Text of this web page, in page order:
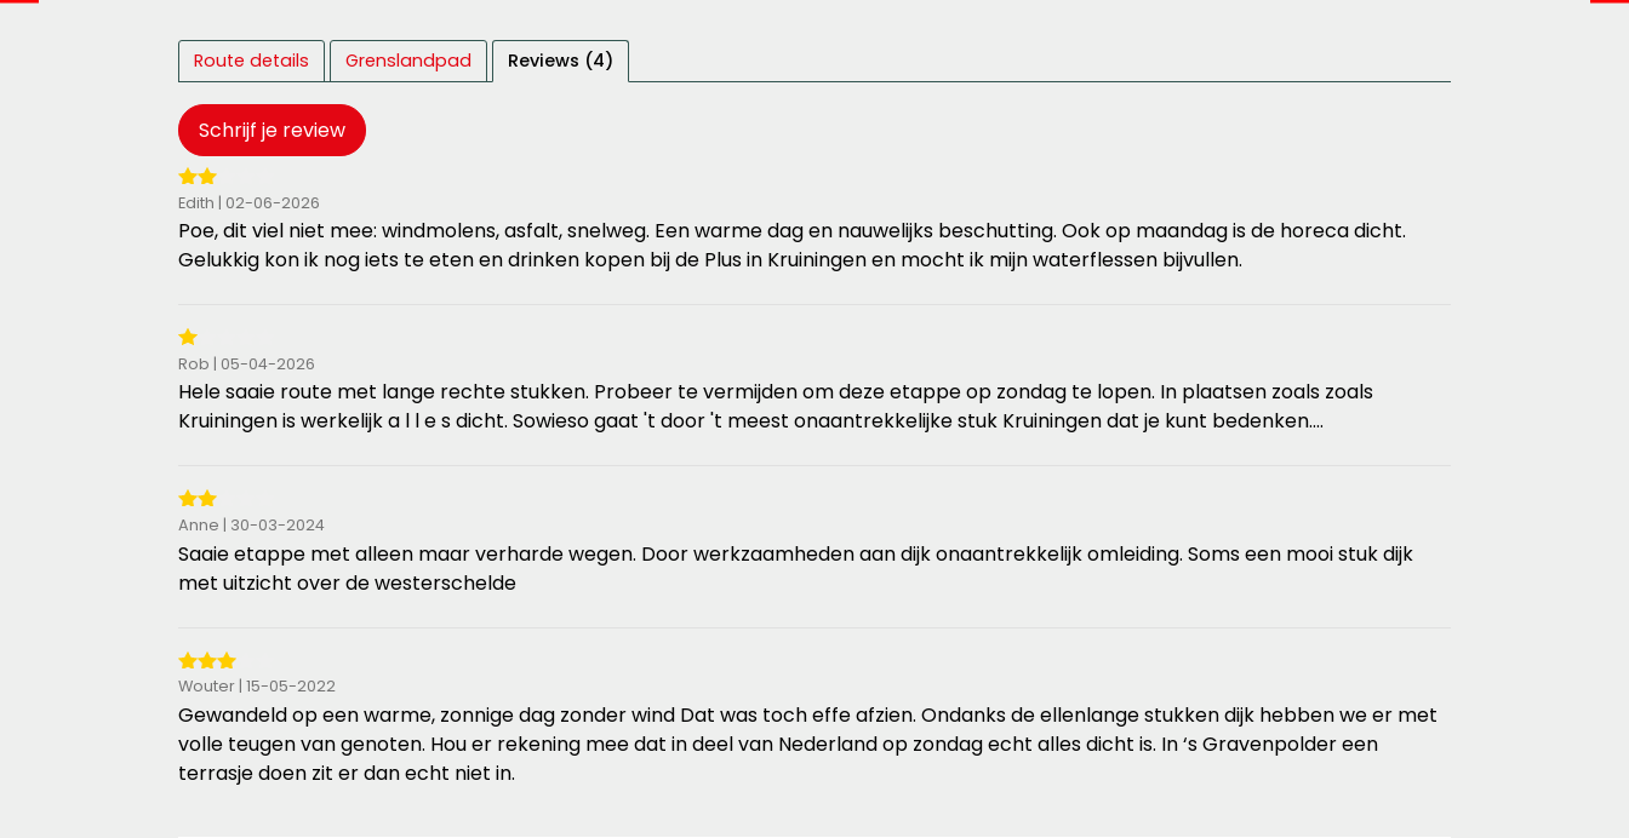
Route details Grenslandpad Reviews (4)
Schrijf je review
2
van
de
Edith | 02-06-2026
Poe, dit viel niet mee: windmolens, asfalt, snelweg. Een warme dag en nauwelijks beschutting. Ook op maandag is de horeca dicht.
Gelukkig kon ik nog iets te eten en drinken kopen bij de Plus in Kruiningen en mocht ik mijn waterflessen bijvullen.
1
van
de
Rob | 05-04-2026
Hele saaie route met lange rechte stukken. Probeer te vermijden om deze etappe op zondag te lopen. In plaatsen zoals zoals
Kruiningen is werkelijk a l l e s dicht. Sowieso gaat 't door 't meest onaantrekkelijke stuk Kruiningen dat je kunt bedenken....
2
van
de
Anne | 30-03-2024
Saaie etappe met alleen maar verharde wegen. Door werkzaamheden aan dijk onaantrekkelijk omleiding. Soms een mooi stuk dijk
met uitzicht over de westerschelde
3
van
de
5
Wouter | 15-05-2022
Gewandeld op een warme, zonnige dag zonder wind Dat was toch effe afzien. Ondanks de ellenlange stukken dijk hebben we er met
volle teugen van genoten. Hou er rekening mee dat in deel van Nederland op zondag echt alles dicht is. In ‘s Gravenpolder een
terrasje doen zit er dan echt niet in.